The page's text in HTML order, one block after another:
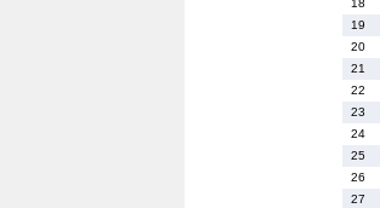
18
19
20
21
22
23
24
25
26
27